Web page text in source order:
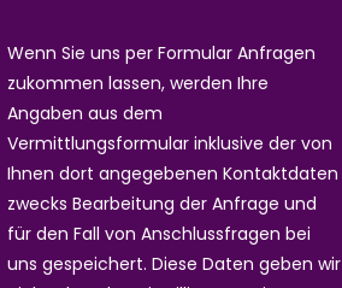
Wenn Sie uns per Formular Anfragen
zukommen lassen, werden Ihre
Angaben aus dem
Vermittlungsformular inklusive der von
Ihnen dort angegebenen Kontaktdaten
zwecks Bearbeitung der Anfrage und
für den Fall von Anschlussfragen bei
uns gespeichert. Diese Daten geben wir